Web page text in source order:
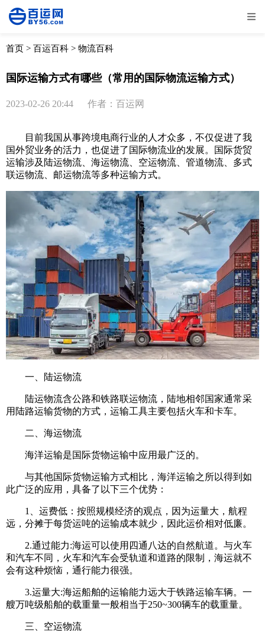
全部 物流资讯
取消
首页 > 百运百科 > 物流百科
国际运输方式有哪些（常用的国际物流运输方式）
2023-02-26 20:44 作者：百运网
目前我国从事跨境电商行业的人才众多，不仅促进了我
国外贸业务的活力，也促进了 国际物流业的发展。国际货贸
运输涉及陆运物流、海运物流、空运物流、管道物流、多式
联运物流、邮运物流等多种运输方式。
一、陆运物流
陆运物流含公路和铁路联运物流，陆地相邻国家通常采
用陆路运输货物的方式，运输工具主要包括火车和卡车。
二、海运物流
海洋运输是国际货物运输中应用最广泛的。
与其他国际货物运输方式相比，海洋运输之所以得到如
此广泛的应用，具备了以下三个优势：
1、运费低：按照规模经济的观点，因为运量大，航程
远，分摊于每货运吨的运输成本就少，因此运价相对低廉。
2.通过能力:海运可以使用四通八达的自然航道。与火车
和汽车不同，火车和汽车会受轨道和道路的限制，海运就不
会有这种烦恼，通行能力很强。
3.运量大:海运船舶的运输能力远大于铁路运输车辆。一
艘万吨级船舶的载重量一般相当于250~300辆车的载重量。
三、空运物流